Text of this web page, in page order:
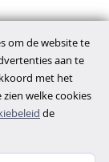
om de website te
aan te
met het
welke cookies
de